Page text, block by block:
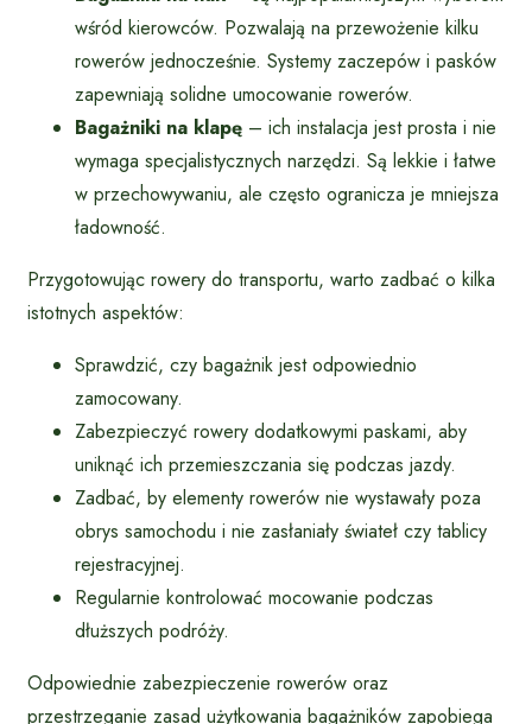
wśród kierowców. Pozwalają na przewożenie kilku
rowerów jednocześnie. Systemy zaczepów i pasków
zapewniają solidne umocowanie rowerów.
Bagażniki na klapę – ich instalacja jest prosta i nie
wymaga specjalistycznych narzędzi. Są lekkie i łatwe
w przechowywaniu, ale często ogranicza je mniejsza
ładowność.
Przygotowując rowery do transportu, warto zadbać o kilka
istotnych aspektów:
Sprawdzić, czy bagażnik jest odpowiednio
zamocowany.
Zabezpieczyć rowery dodatkowymi paskami, aby
uniknąć ich przemieszczania się podczas jazdy.
Zadbać, by elementy rowerów nie wystawały poza
obrys samochodu i nie zasłaniały świateł czy tablicy
rejestracyjnej.
Regularnie kontrolować mocowanie podczas
dłuższych podróży.
Odpowiednie zabezpieczenie rowerów oraz
przestrzeganie zasad użytkowania bagażników zapobiega